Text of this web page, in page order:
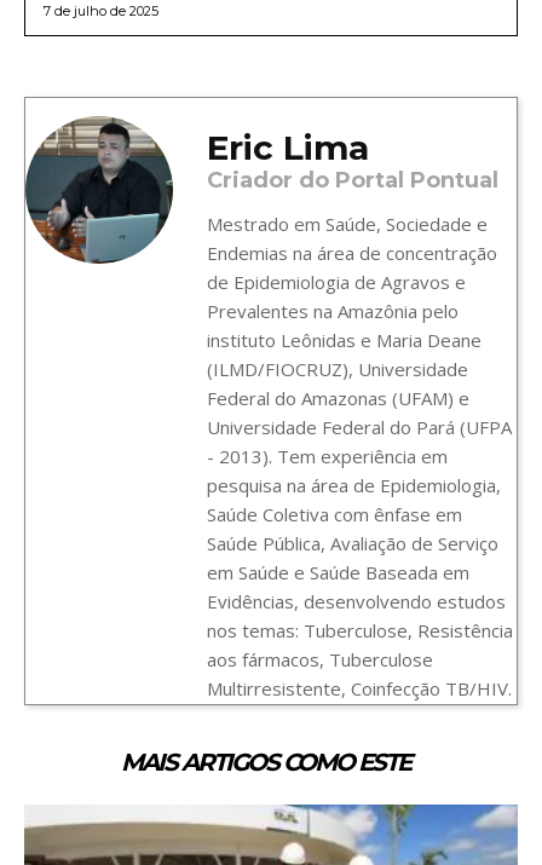
7 de julho de 2025
Eric Lima
Criador do Portal Pontual
Mestrado em Saúde, Sociedade e
Endemias na área de concentração
de Epidemiologia de Agravos e
Prevalentes na Amazônia pelo
instituto Leônidas e Maria Deane
(ILMD/FIOCRUZ), Universidade
Federal do Amazonas (UFAM) e
Universidade Federal do Pará (UFPA
- 2013). Tem experiência em
pesquisa na área de Epidemiologia,
Saúde Coletiva com ênfase em
Saúde Pública, Avaliação de Serviço
em Saúde e Saúde Baseada em
Evidências, desenvolvendo estudos
nos temas: Tuberculose, Resistência
aos fármacos, Tuberculose
Multirresistente, Coinfecção TB/HIV.
MAIS ARTIGOS COMO ESTE